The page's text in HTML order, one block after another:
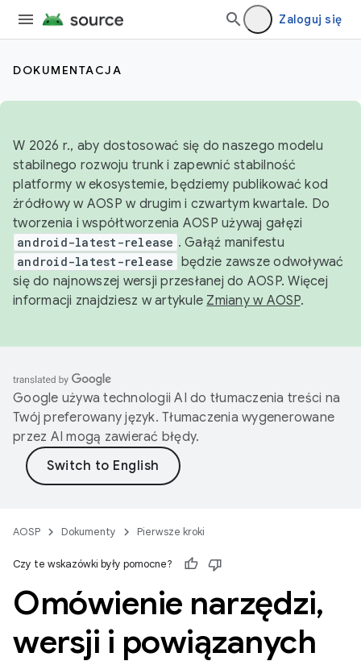
Zaloguj się
DOKUMENTACJA
W 2026 r., aby dostosować się do naszego modelu
stabilnego rozwoju trunk i zapewnić stabilność
platformy w ekosystemie, będziemy publikować kod
źródłowy w AOSP w drugim i czwartym kwartale. Do
tworzenia i współtworzenia AOSP używaj gałęzi
android-latest-release . Gałąź manifestu
android-latest-release będzie zawsze odwoływać
się do najnowszej wersji przesłanej do AOSP. Więcej
informacji znajdziesz w artykule Zmiany w AOSP.
Google używa technologii AI do tłumaczenia treści na
Twój preferowany język. Tłumaczenia wygenerowane
przez AI mogą zawierać błędy.
AOSP Dokumenty Pierwsze kroki
Czy te wskazówki były pomocne?
Omówienie narzędzi,
wersji i powiązanych